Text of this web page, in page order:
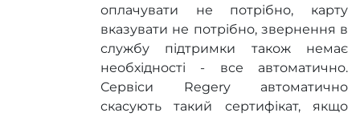
оплачувати не потрібно, карту
вказувати не потрібно, звернення в
службу підтримки також немає
необхідності - все автоматично.
Сервіси Regery автоматично
скасують такий сертифікат, якщо